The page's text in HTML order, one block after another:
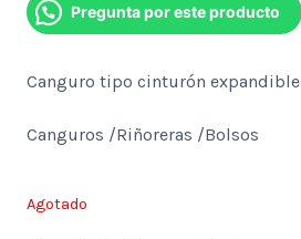
Pregunta por este producto
Canguro tipo cinturón expandible
Canguros /Riñoreras /Bolsos
Agotado